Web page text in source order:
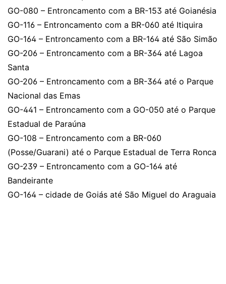
GO-080 – Entroncamento com a BR-153 até Goianésia
GO-116 – Entroncamento com a BR-060 até Itiquira
GO-164 – Entroncamento com a BR-164 até São Simão
GO-206 – Entroncamento com a BR-364 até Lagoa
Santa
GO-206 – Entroncamento com a BR-364 até o Parque
Nacional das Emas
GO-441 – Entroncamento com a GO-050 até o Parque
Estadual de Paraúna
GO-108 – Entroncamento com a BR-060
(Posse/Guarani) até o Parque Estadual de Terra Ronca
GO-239 – Entroncamento com a GO-164 até
Bandeirante
GO-164 – cidade de Goiás até São Miguel do Araguaia